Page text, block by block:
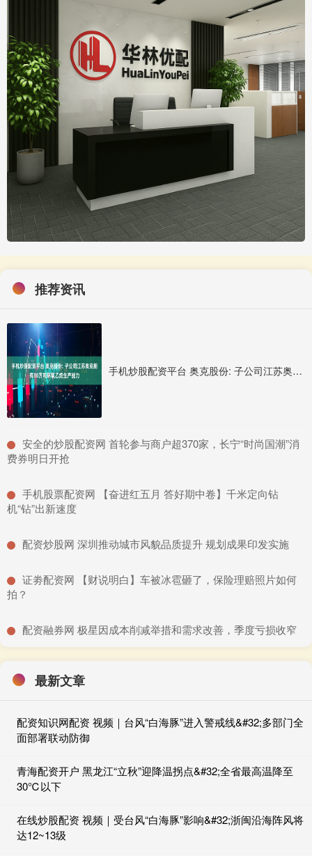
推荐资讯
手机炒股配资平台 奥克股份: 子公司江苏奥克拥有30万吨环氧乙烷生产能力
​安全的炒股配资网 首轮参与商户超370家，长宁“时尚国潮”消
费券明日开抢
​手机股票配资网 【奋进红五月 答好期中卷】千米定向钻
机“钻”出新速度
​配资炒股网 深圳推动城市风貌品质提升 规划成果印发实施
​证劵配资网 【财说明白】车被冰雹砸了，保险理赔照片如何
拍？
​配资融券网 极星因成本削减举措和需求改善，季度亏损收窄
最新文章
配资知识网配资 视频｜台风“白海豚”进入警戒线&#32;多部门全
面部署联动防御
青海配资开户 黑龙江“立秋”迎降温拐点&#32;全省最高温降至
30℃以下
在线炒股配资 视频｜受台风“白海豚”影响&#32;浙闽沿海阵风将
达12~13级